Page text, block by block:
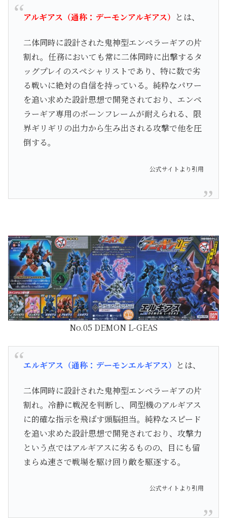
アルギアス（通称：デーモンアルギアス） とは、
二体同時に設計された鬼神型エンペラーギアの片
割れ。任務においても常に二体同時に出撃するタ
ッグプレイのスペシャリストであり、特に数で劣
る戦いに絶対の自信を持っている。純粋なパワー
を追い求めた設計思想で開発されており、エンペ
ラーギア専用のボーンフレームが耐えられる、限
界ギリギリの出力から生み出される攻撃で他を圧
倒する。
公式サイトより引用
No.05 DEMON L-GEAS
エルギアス（通称：デーモンエルギアス） とは、
二体同時に設計された鬼神型エンペラーギアの片
割れ。冷静に戦況を判断し、同型機のアルギアス
に的確な指示を飛ばす頭脳担当。純粋なスピード
を追い求めた設計思想で開発されており、攻撃力
という点ではアルギアスに劣るものの、目にも留
まらぬ速さで戦場を駆け回り敵を駆逐する。
公式サイトより引用